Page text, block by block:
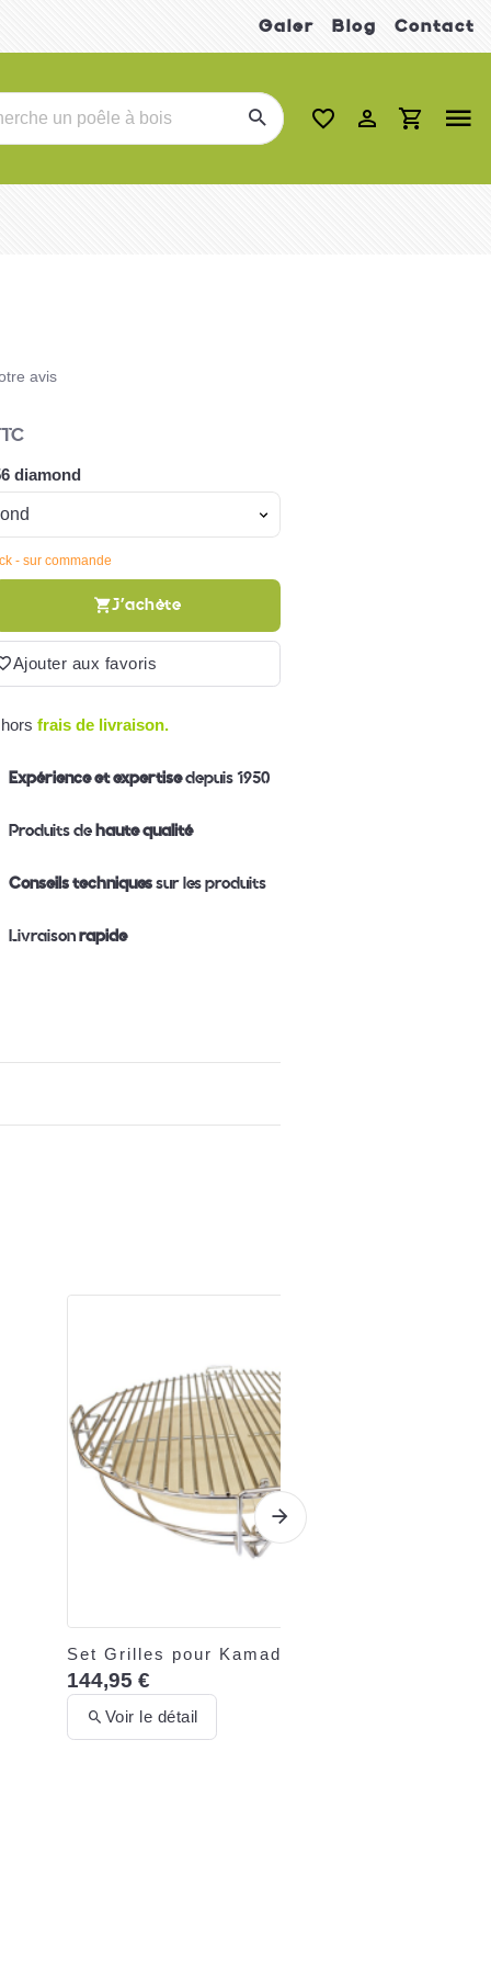
Galer Blog Contact
avis
diamond
- sur commande
J'achète
Ajouter aux favoris
frais de livraison.
Expérience et expertisedepuis 1950
Produits dehaute qualité
Conseils techniquessur les produits
Livraisonrapide
Set Grilles pour Kamado
144,95 €
Voir le détail